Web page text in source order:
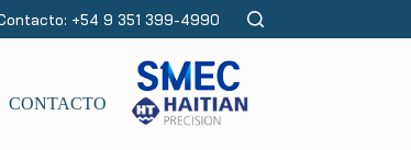
+54 9 351 399-4990
CONTACTO